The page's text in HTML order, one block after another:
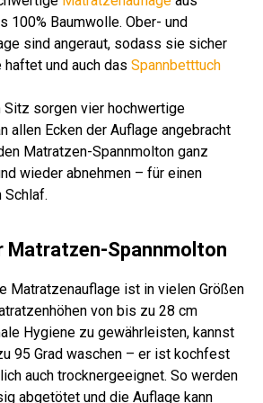
100% Baumwolle. Ober- und
sind angeraut, sodass sie sicher
und auch das Spannbetttuch
Sitz sorgen vier hochwertige
allen Ecken der Auflage angebracht
Matratzen-Spannmolton ganz
wieder abnehmen – für einen
Schlaf.
Matratzen-Spannmolton
Matratzenauflage ist in vielen Größen
von bis zu 28 cm
Hygiene zu gewährleisten, kannst
95 Grad waschen – er ist kochfest
auch trocknergeeignet. So werden
abgetötet und die Auflage kann